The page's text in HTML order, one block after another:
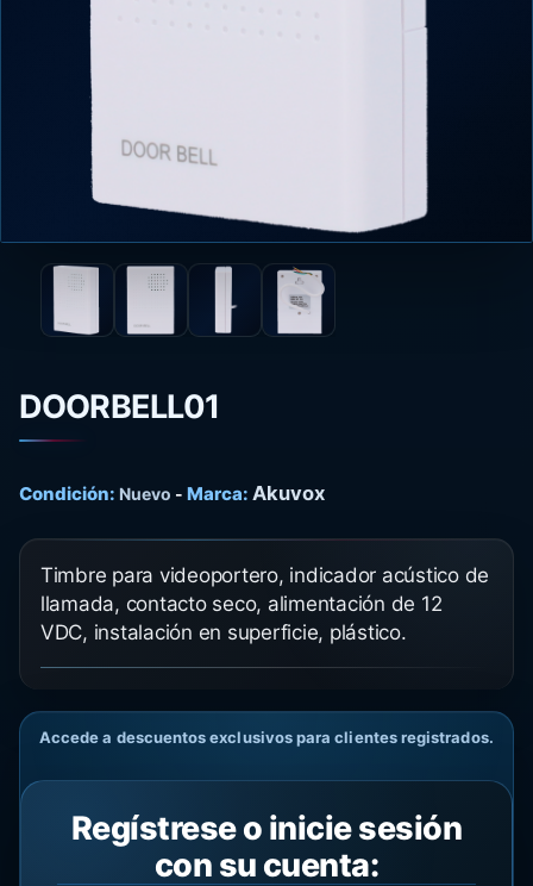
DOORBELL01
Condición: Nuevo - Marca: Akuvox
Timbre para videoportero, indicador acústico de
llamada, contacto seco, alimentación de 12
VDC, instalación en superficie, plástico.
Accede a descuentos exclusivos para clientes registrados.
Regístrese o inicie sesión
con su cuenta: